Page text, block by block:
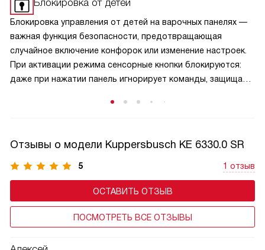
Блокировка от детей
Блокировка управления от детей на варочных панелях —
важная функция безопасности, предотвращающая
случайное включение конфорок или изменение настроек.
При активации режима сенсорные кнопки блокируются:
даже при нажатии панель игнорирует команды, защищая
в семьях с маленькими детьми и добавляет спокойствие
при готовке.
Отзывы о модели Kuppersbusch KE 6330.0 SR
5 1 отзыв
ОСТАВИТЬ ОТЗЫВ
ПОСМОТРЕТЬ ВСЕ ОТЗЫВЫ